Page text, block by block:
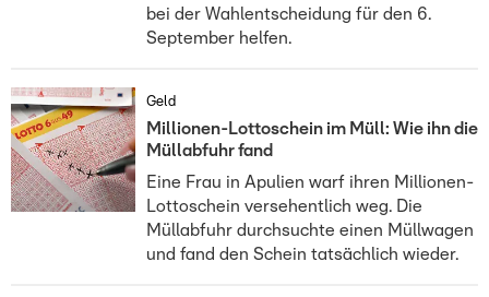
bei der Wahlentscheidung für den 6.
September helfen.
Geld
Millionen-Lottoschein im Müll: Wie ihn die
Müllabfuhr fand
Eine Frau in Apulien warf ihren Millionen-
Lottoschein versehentlich weg. Die
Müllabfuhr durchsuchte einen Müllwagen
und fand den Schein tatsächlich wieder.